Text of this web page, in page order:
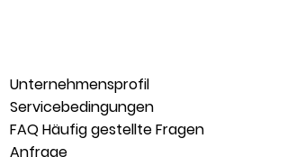
Unternehmensprofil
Servicebedingungen
FAQ Häufig gestellte Fragen
Anfrage